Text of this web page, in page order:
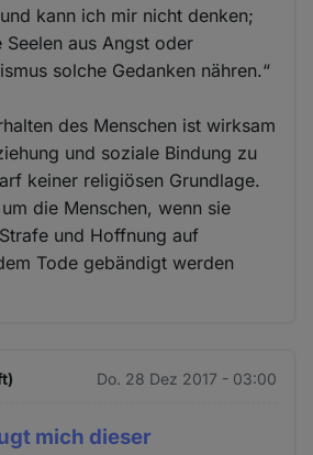
kann ich mir nicht denken;
aus Angst oder
solche Gedanken nähren.“
des Menschen ist wirksam
und soziale Bindung zu
keiner religiösen Grundlage.
die Menschen, wenn sie
und Hoffnung auf
Tode gebändigt werden
Do. 28 Dez 2017 - 03:00
mich dieser